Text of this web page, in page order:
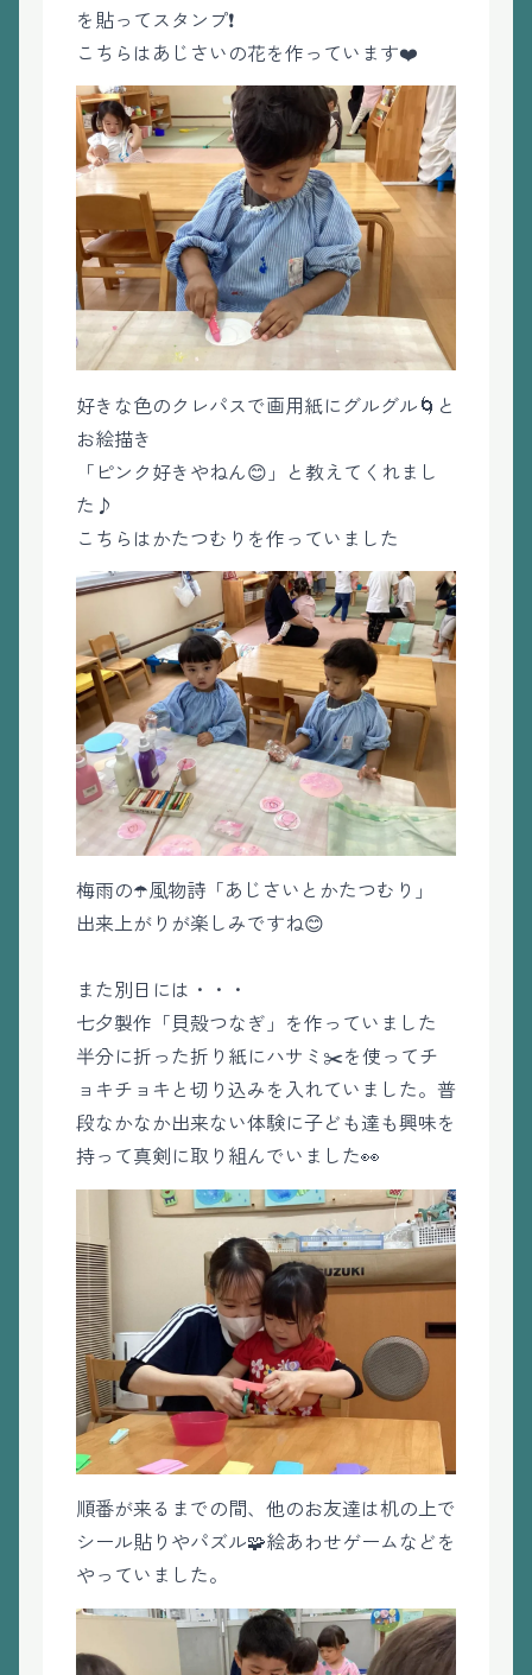
を貼ってスタンプ❗️
こちらはあじさいの花を作っています❤️
好きな色のクレパスで画用紙にグルグル🌀と
お絵描き
「ピンク好きやねん😊」と教えてくれまし
た♪
こちらはかたつむりを作っていました
梅雨の☂️風物詩「あじさいとかたつむり」
出来上がりが楽しみですね😊
また別日には・・・
七夕製作「貝殻つなぎ」を作っていました
半分に折った折り紙にハサミ✂️を使ってチ
ョキチョキと切り込みを入れていました。普
段なかなか出来ない体験に子ども達も興味を
持って真剣に取り組んでいました👀
順番が来るまでの間、他のお友達は机の上で
シール貼りやパズル🧩絵あわせゲームなどを
やっていました。